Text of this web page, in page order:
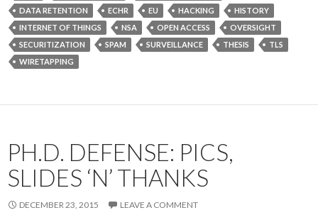
DATA RETENTION
ECHR EU HACKING
HISTORY
INTERNET OF THINGS
NSA OPEN ACCESS
OVERSIGHT
SECURITIZATION
SPAM SURVEILLANCE THESIS
TLS
WIRETAPPING
PH.D. DEFENSE: PICS,
SLIDES ‘N’ THANKS
DECEMBER 23, 2015 LEAVE A COMMENT